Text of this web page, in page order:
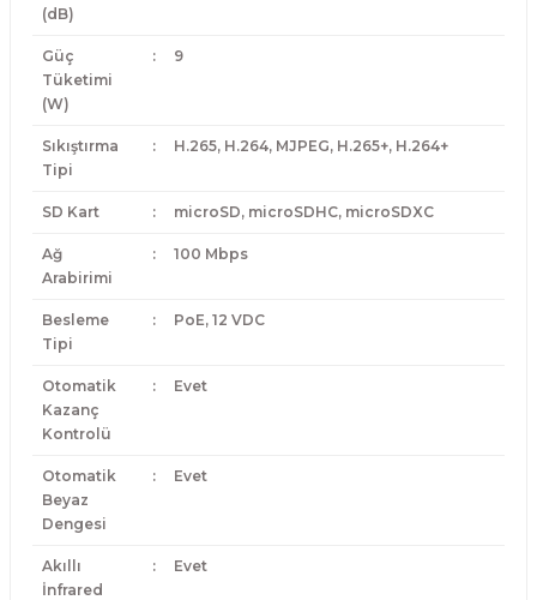
(dB)
Güç
Tüketimi
(W)
: 9
Sıkıştırma
Tipi
: H.265, H.264, MJPEG, H.265+, H.264+
SD Kart : microSD, microSDHC, microSDXC
Ağ
Arabirimi
: 100 Mbps
Besleme
Tipi
: PoE, 12 VDC
Otomatik
Kazanç
Kontrolü
: Evet
Otomatik
Beyaz
Dengesi
: Evet
Akıllı
İnfrared
: Evet